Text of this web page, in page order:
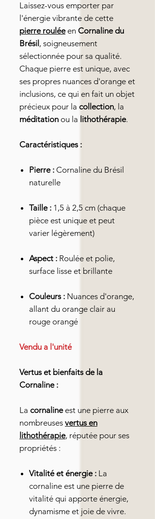
Laissez-vous emporter par
l'énergie vibrante de cette
pierre rouléeen Cornaline du
Brésil , soigneusement
sélectionnée pour sa qualité.
Chaque pierre est unique, avec
ses propres nuances d'orange et
inclusions, ce qui en fait un objet
précieux pour la collection, la
méditation ou la lithothérapie.
Caractéristiques :
Pierre : Cornaline du Brésil
naturelle
Taille : 1,5 à 2,5 cm (chaque
pièce est unique et peut
varier légèrement)
Aspect : Roulée et polie,
surface lisse et brillante
Couleurs : Nuances d'orange,
allant du orange clair au
rouge orangé
Vendu a l'unité
Vertus et bienfaits de la
Cornaline :
La cornalineest une pierre aux
nombreuses vertus en
lithothérapie, réputée pour ses
propriétés :
Vitalité et énergie : La
cornaline est une pierre de
vitalité qui apporte énergie,
dynamisme et joie de vivre.